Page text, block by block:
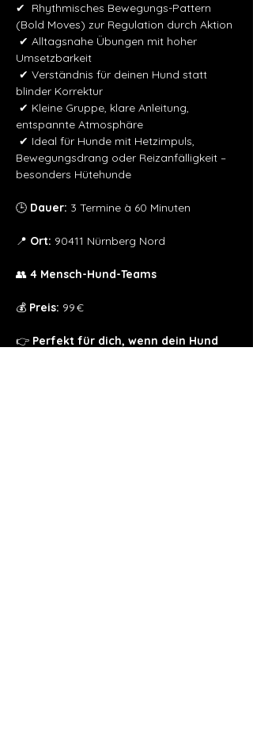
✔  Rhythmisches Bewegungs-Pattern
(Bold Moves) zur Regulation durch Aktion
Umsetzbarkeit
blinder Korrektur
entspannte Atmosphäre
Bewegungsdrang oder Reizanfälligkeit –
besonders Hütehunde
🕒 Dauer: 3 Termine à 60 Minuten
📍 Ort: 90411 Nürnberg Nord
👥 4 Mensch-Hund-Teams
💰 Preis: 99 €
👉 Perfekt für dich, wenn dein Hund